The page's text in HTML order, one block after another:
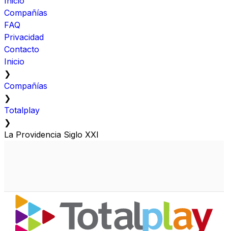
Compañías
FAQ
Privacidad
Contacto
Inicio
❯
Compañías
❯
Totalplay
❯
La Providencia Siglo XXI